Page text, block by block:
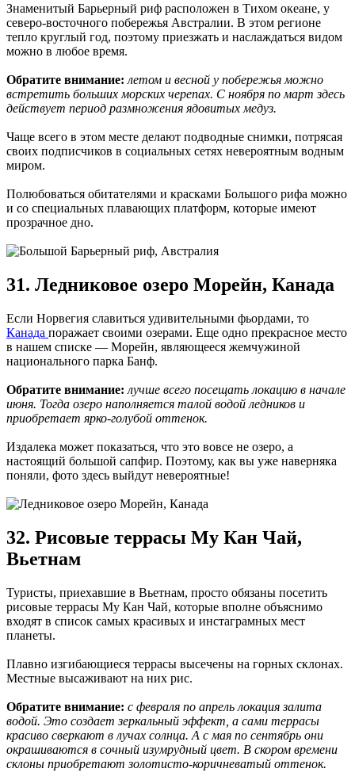
Знаменитый Барьерный риф расположен в Тихом океане, у
северо-восточного побережья Австралии. В этом регионе
тепло круглый год, поэтому приезжать и наслаждаться видом
можно в любое время.
Обратите внимание: летом и весной у побережья можно
встретить больших морских черепах. С ноября по март здесь
действует период размножения ядовитых медуз.
Чаще всего в этом месте делают подводные снимки, потрясая
своих подписчиков в социальных сетях невероятным водным
миром.
Полюбоваться обитателями и красками Большого рифа можно
и со специальных плавающих платформ, которые имеют
прозрачное дно.
31. Ледниковое озеро Морейн, Канада
Если Норвегия славиться удивительными фьордами, то
Канада поражает своими озерами. Еще одно прекрасное место
в нашем списке — Морейн, являющееся жемчужиной
национального парка Банф.
Обратите внимание: лучше всего посещать локацию в начале
июня. Тогда озеро наполняется талой водой ледников и
приобретает ярко-голубой оттенок.
Издалека может показаться, что это вовсе не озеро, а
настоящий большой сапфир. Поэтому, как вы уже наверняка
поняли, фото здесь выйдут невероятные!
32. Рисовые террасы Му Кан Чай,
Вьетнам
Туристы, приехавшие в Вьетнам, просто обязаны посетить
рисовые террасы Му Кан Чай, которые вполне объяснимо
входят в список самых красивых и инстаграмных мест
планеты.
Плавно изгибающиеся террасы высечены на горных склонах.
Местные высаживают на них рис.
Обратите внимание: с февраля по апрель локация залита
водой. Это создает зеркальный эффект, а сами террасы
красиво сверкают в лучах солнца. А с мая по сентябрь они
окрашиваются в сочный изумрудный цвет. В скором времени
склоны приобретают золотисто-коричневатый оттенок.